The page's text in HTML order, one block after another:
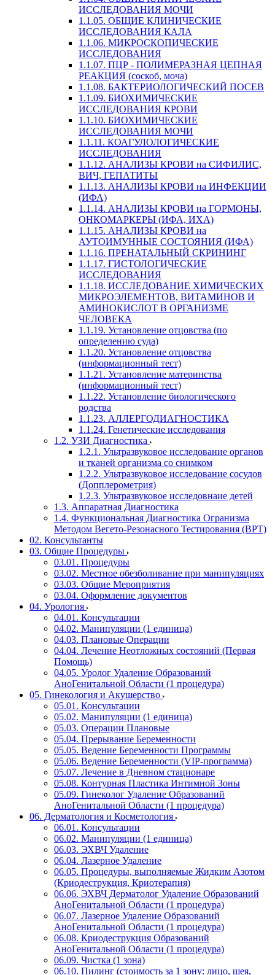
ИССЛЕДОВАНИЯ МОЧИ
1.1.05. ОБЩИЕ КЛИНИЧЕСКИЕ
ИССЛЕДОВАНИЯ КАЛА
1.1.06. МИКРОСКОПИЧЕСКИЕ
ИССЛЕДОВАНИЯ
1.1.07. ПЦР - ПОЛИМЕРАЗНАЯ ЦЕПНАЯ
РЕАКЦИЯ (соскоб, моча)
1.1.08. БАКТЕРИОЛОГИЧЕСКИЙ ПОСЕВ
1.1.09. БИОХИМИЧЕСКИЕ
ИССЛЕДОВАНИЯ КРОВИ
1.1.10. БИОХИМИЧЕСКИЕ
ИССЛЕДОВАНИЯ МОЧИ
1.1.11. КОАГУЛОЛОГИЧЕСКИЕ
ИССЛЕДОВАНИЯ
1.1.12. АНАЛИЗЫ КРОВИ на СИФИЛИС,
ВИЧ, ГЕПАТИТЫ
1.1.13. АНАЛИЗЫ КРОВИ на ИНФЕКЦИИ
(ИФА)
1.1.14. АНАЛИЗЫ КРОВИ на ГОРМОНЫ,
ОНКОМАРКЕРЫ (ИФА, ИХА)
1.1.15. АНАЛИЗЫ КРОВИ на
АУТОИМУННЫЕ СОСТОЯНИЯ (ИФА)
1.1.16. ПРЕНАТАЛЬНЫЙ СКРИНИНГ
1.1.17. ГИСТОЛОГИЧЕСКИЕ
ИССЛЕДОВАНИЯ
1.1.18. ИССЛЕДОВАНИЕ ХИМИЧЕСКИХ
МИКРОЭЛЕМЕНТОВ, ВИТАМИНОВ И
АМИНОКИСЛОТ В ОРГАНИЗМЕ
ЧЕЛОВЕКА
1.1.19. Установление отцовства (по
определению суда)
1.1.20. Установление отцовства
(информационный тест)
1.1.21. Установление материнства
(информационный тест)
1.1.22. Установление биологического
родства
1.1.23. АЛЛЕРГОДИАГНОСТИКА
1.1.24. Генетические исследования
1.2. УЗИ Диагностика
1.2.1. Ультразвуковое исследование органов
и тканей организма со снимком
1.2.2. Ультразвуковое исследование сосудов
(Допплерометрия)
1.2.3. Ультразвуковое исследовнаие детей
1.3. Аппаратная Диагностика
1.4. Функциональная Диагностика Огранизма
Методом Вегето-Резонасного Тестирования (ВРТ)
02. Консультанты
03. Общие Процедуры
03.01. Процедуры
03.02. Местное обезболивание при манипуляциях
03.03. Общие Мероприятия
03.04. Оформление документов
04. Урология
04.01. Консультации
04.02. Манипуляции (1 единица)
04.03. Плановые Операции
04.04. Лечение Неотложных состояний (Первая
Помощь)
04.05. Уролог Удаление Образований
АноГенитальной Области (1 процедура)
05. Гинекология и Акушерство
05.01. Консультации
05.02. Манипуляции (1 единица)
05.03. Операции Плановые
05.04. Прерывание Беременности
05.05. Ведение Беременности Программы
05.06. Ведение Беременности (VIP-программа)
05.07. Лечение в Дневном стационаре
05.08. Контурная Пластика Интимной Зоны
05.09. Гинеколог Удаление Образований
АноГенитальной Области (1 процедура)
06. Дерматология и Косметология
06.01. Консультации
06.02. Манипуляции (1 единица)
06.03. ЭХВЧ Удаление
06.04. Лазерное Удаление
06.05. Процедуры, выполняемые Жидким Азотом
(Криодеструкция, Криотерапия)
06.06. ЭХВЧ Дерматолог Удаление Образований
АноГенитальной Области (1 процедура)
06.07. Лазерное Удаление Образований
АноГенитальной Области (1 процедура)
06.08. Криодеструкция Образований
АноГенитальной Области (1 процедура)
06.09. Чистка (1 зона)
06.10. Пилинг (стоимость за 1 зону: лицо, шея,